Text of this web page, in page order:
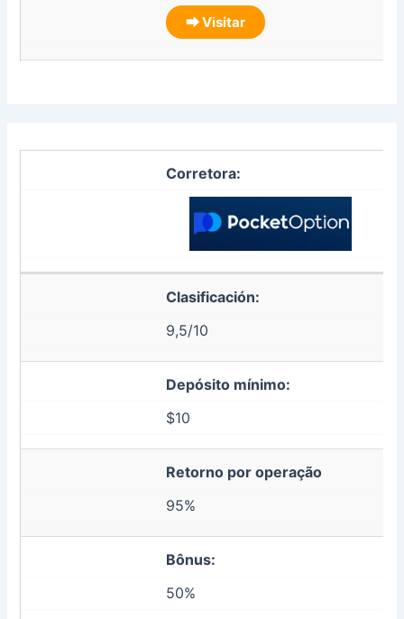
⮕ Visitar
Corretora:
Clasificación:
9,5/10
Depósito mínimo:
$10
Retorno por operação
95%
Bônus:
50%